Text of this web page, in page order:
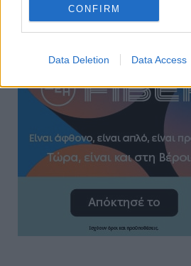
CONFIRM
Data Deletion Data Access